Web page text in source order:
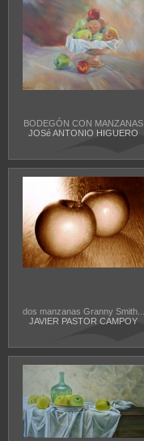
BODEGÓN CON MANZANAS
JOSé ANTONIO HIGUERO
dos manzanas Granny Smith...
JAVIER PASTOR CAMPOY